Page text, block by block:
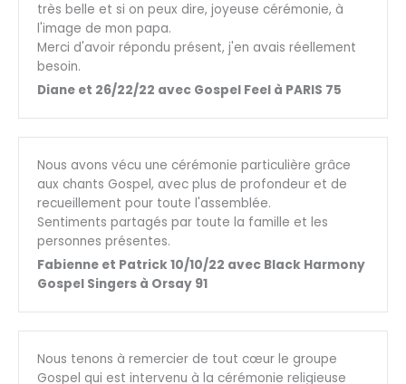
très belle et si on peux dire, joyeuse cérémonie, à
l'image de mon papa.
Merci d'avoir répondu présent, j'en avais réellement
besoin.
Diane et 26/22/22 avec Gospel Feel à PARIS 75
Nous avons vécu une cérémonie particulière grâce
aux chants Gospel, avec plus de profondeur et de
recueillement pour toute l'assemblée.
Sentiments partagés par toute la famille et les
personnes présentes.
Fabienne et Patrick 10/10/22 avec Black Harmony
Gospel Singers à Orsay 91
Nous tenons à remercier de tout cœur le groupe
Gospel qui est intervenu à la cérémonie religieuse